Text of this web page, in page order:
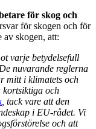
för skog och
för skogen och för
av skogen, att:
varje betydelsefull
nuvarande reglerna
mitt i klimatets och
kortsiktiga och
, tack vare att den
i EU-rådet. Vi
och att